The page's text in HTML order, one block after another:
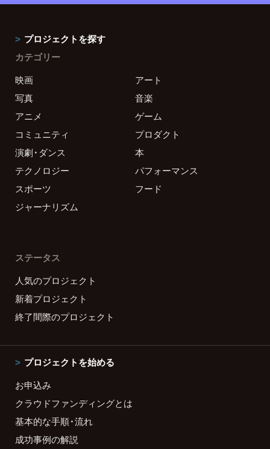
プロジェクトを探す
カテゴリー
映画
アート
写真
音楽
アニメ
ゲーム
コミュニティ
プロダクト
演劇・ダンス
本
テクノロジー
パフォーマンス
スポーツ
フード
ジャーナリズム
ステータス
人気のプロジェクト
新着プロジェクト
終了間際のプロジェクト
プロジェクトを始める
お申込み
クラウドファンディングとは
基本的な手順・流れ
成功事例の解説